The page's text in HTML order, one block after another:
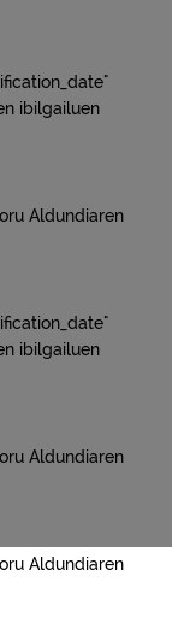
ibilgailuen
Aldundiaren
ibilgailuen
Aldundiaren
Aldundiaren